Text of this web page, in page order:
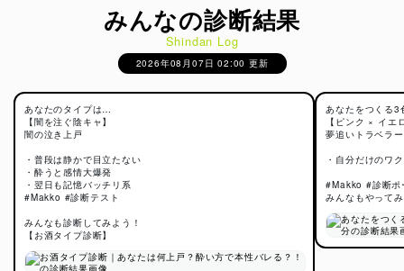
みんなの診断結果
Shindan Log
2026年08月07日 02:00 更新
あなたのタイプは…
【闇を注ぐ陰キャ】
闇の泣き上戸
・普段は静かで目立たない
・酔うと感情大爆発
・翌日も記憶バッチリ系
#Makko #診断テスト
みんなも診断してみよう！
【お酒タイプ診断】
あなたをつくる
【ピンク × イエ
夢追いトラベラー
・自分だけのワ
#Makko #診断ポ
みんなもやって